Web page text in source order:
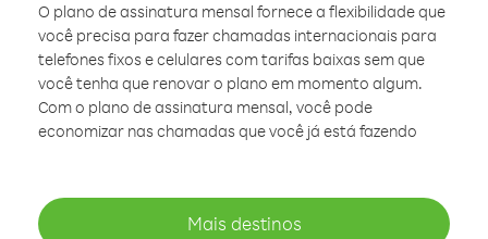
O plano de assinatura mensal fornece a flexibilidade que
você precisa para fazer chamadas internacionais para
telefones fixos e celulares com tarifas baixas sem que
você tenha que renovar o plano em momento algum.
Com o plano de assinatura mensal, você pode
economizar nas chamadas que você já está fazendo
Mais destinos